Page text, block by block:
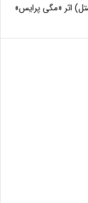
اثر «مگی پرایس»